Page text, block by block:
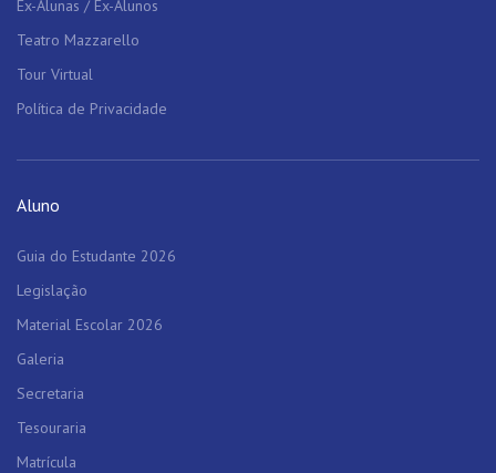
Ex-Alunas / Ex-Alunos
Teatro Mazzarello
Tour Virtual
Política de Privacidade
Aluno
Guia do Estudante 2026
Legislação
Material Escolar 2026
Galeria
Secretaria
Tesouraria
Matrícula